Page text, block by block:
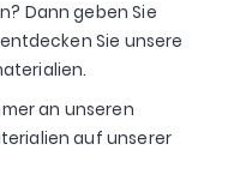
Dann geben Sie
Sie unsere
an unseren
auf unserer